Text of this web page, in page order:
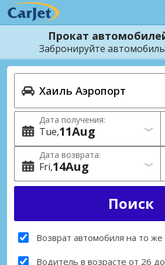
Прокат
Забронируйте
Дата получения:
Tue 11Aug
Дата возврата:
Fri 14Aug
Возврат автомобиля на то же
Водитель в возрасте от 26